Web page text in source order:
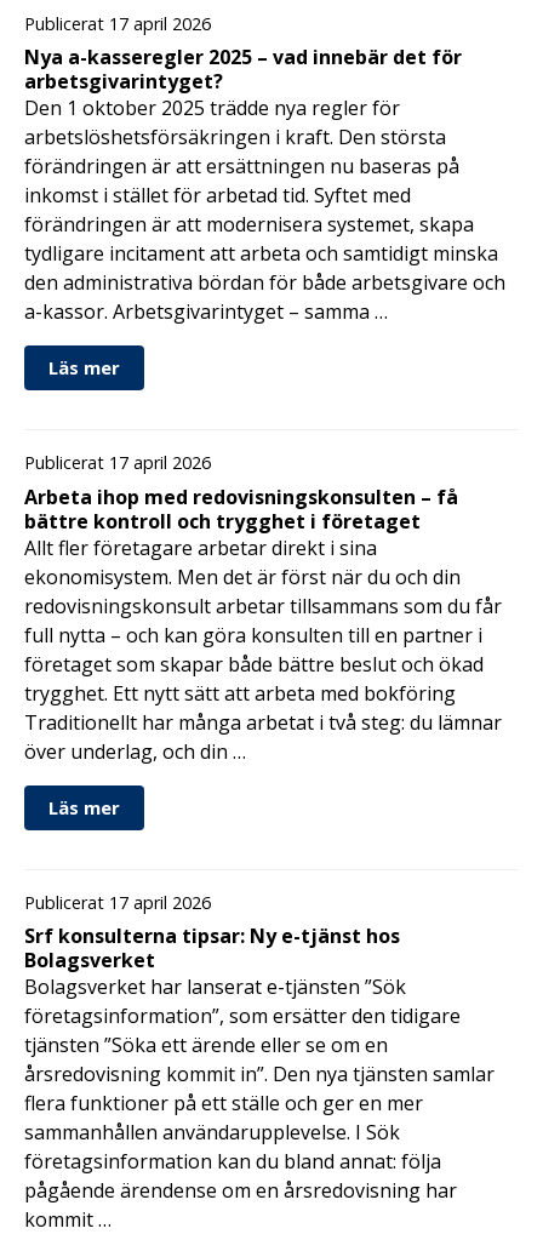
Publicerat 17 april 2026
Nya a-kasseregler 2025 – vad innebär det för
arbetsgivarintyget?
Den 1 oktober 2025 trädde nya regler för
arbetslöshetsförsäkringen i kraft. Den största
förändringen är att ersättningen nu baseras på
inkomst i stället för arbetad tid. Syftet med
förändringen är att modernisera systemet, skapa
tydligare incitament att arbeta och samtidigt minska
den administrativa bördan för både arbetsgivare och
a-kassor. Arbetsgivarintyget – samma …
Läs mer
Publicerat 17 april 2026
Arbeta ihop med redovisningskonsulten – få
bättre kontroll och trygghet i företaget
Allt fler företagare arbetar direkt i sina
ekonomisystem. Men det är först när du och din
redovisningskonsult arbetar tillsammans som du får
full nytta – och kan göra konsulten till en partner i
företaget som skapar både bättre beslut och ökad
trygghet. Ett nytt sätt att arbeta med bokföring
Traditionellt har många arbetat i två steg: du lämnar
över underlag, och din …
Läs mer
Publicerat 17 april 2026
Srf konsulterna tipsar: Ny e-tjänst hos
Bolagsverket
Bolagsverket har lanserat e-tjänsten ”Sök
företagsinformation”, som ersätter den tidigare
tjänsten ”Söka ett ärende eller se om en
årsredovisning kommit in”. Den nya tjänsten samlar
flera funktioner på ett ställe och ger en mer
sammanhållen användarupplevelse. I Sök
företagsinformation kan du bland annat: följa
pågående ärendense om en årsredovisning har
kommit …